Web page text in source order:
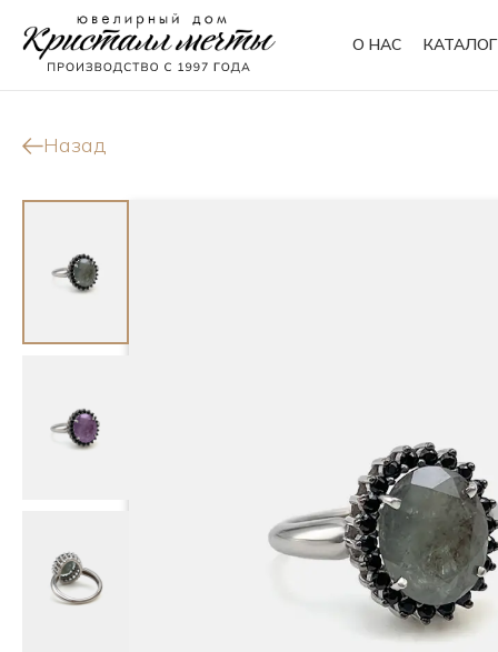
О НАС КАТАЛОГ
Кольца
Назад